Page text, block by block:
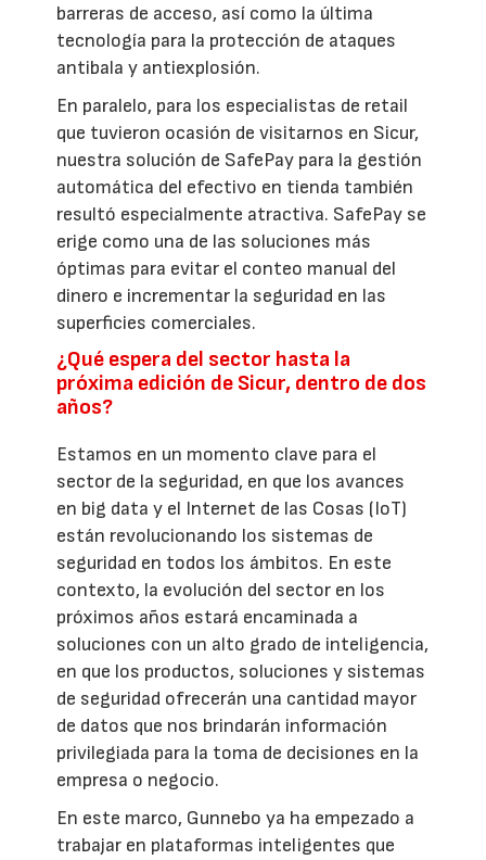
barreras de acceso, así como la última
tecnología para la protección de ataques
antibala y antiexplosión.
En paralelo, para los especialistas de retail
que tuvieron ocasión de visitarnos en Sicur,
nuestra solución de SafePay para la gestión
automática del efectivo en tienda también
resultó especialmente atractiva. SafePay se
erige como una de las soluciones más
óptimas para evitar el conteo manual del
dinero e incrementar la seguridad en las
superficies comerciales.
¿Qué espera del sector hasta la
próxima edición de Sicur, dentro de dos
años?
Estamos en un momento clave para el
sector de la seguridad, en que los avances
en big data y el Internet de las Cosas (IoT)
están revolucionando los sistemas de
seguridad en todos los ámbitos. En este
contexto, la evolución del sector en los
próximos años estará encaminada a
soluciones con un alto grado de inteligencia,
en que los productos, soluciones y sistemas
de seguridad ofrecerán una cantidad mayor
de datos que nos brindarán información
privilegiada para la toma de decisiones en la
empresa o negocio.
En este marco, Gunnebo ya ha empezado a
trabajar en plataformas inteligentes que